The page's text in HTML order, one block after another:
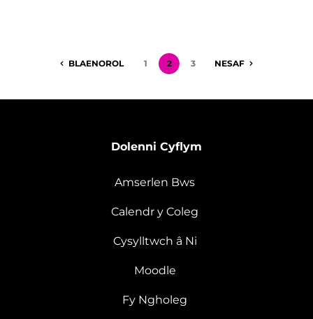
BLAENOROL 1 2 3 NESAF
Dolenni Cyflym
Amserlen Bws
Calendr y Coleg
Cysylltwch â Ni
Moodle
Fy Ngholeg